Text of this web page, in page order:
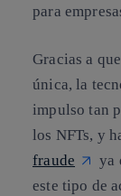
para
Gracias a
única, la
impulso tan
los NFTs, y
fraude
ya
este tipo de